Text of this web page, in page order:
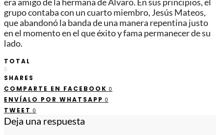
era amigo de la hermana de Álvaro. En sus principios, el
grupo contaba con un cuarto miembro, Jesús Mateos,
que abandonó la banda de una manera repentina justo
en el momento en el que éxito y fama permanecer de su
lado.
TOTAL
0
SHARES
COMPARTE EN FACEBOOK 0
ENVÍALO POR WHATSAPP 0
TWEET 0
Deja una respuesta